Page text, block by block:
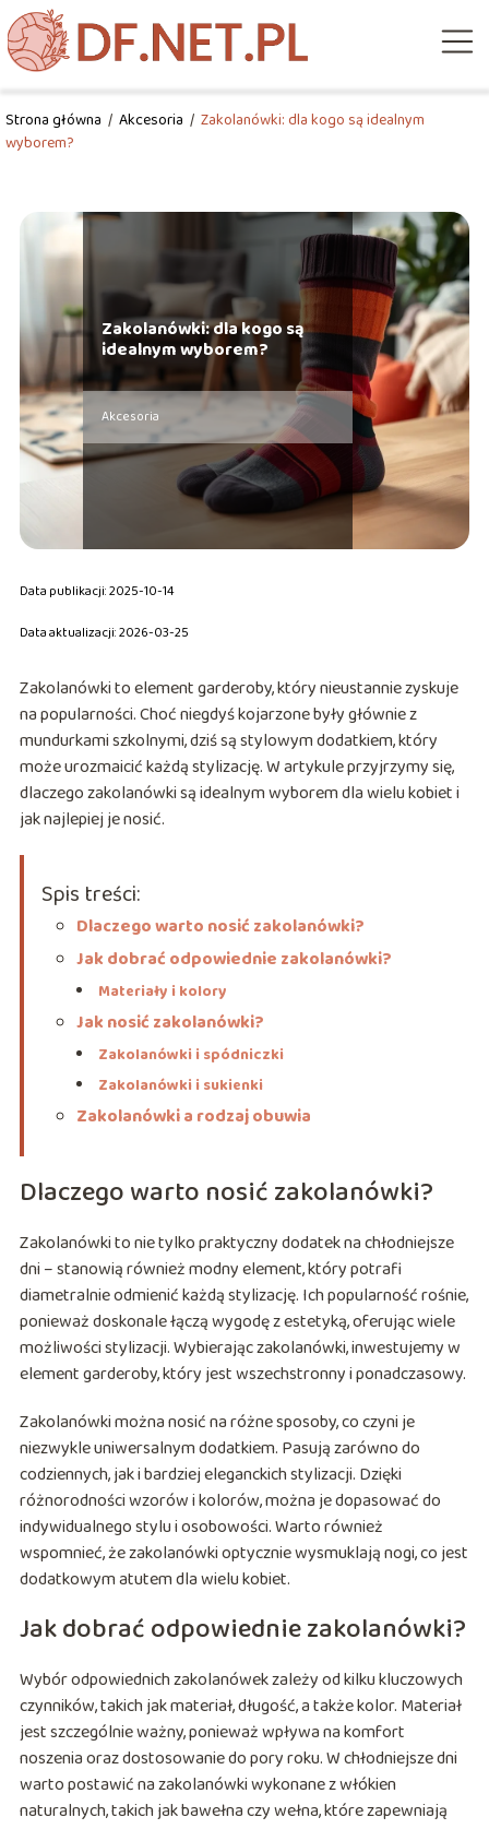
Strona główna / Akcesoria / Zakolanówki: dla kogo są idealnym
wyborem?
Zakolanówki: dla kogo są
idealnym wyborem?
Akcesoria
Data publikacji: 2025-10-14
Data aktualizacji: 2026-03-25
Zakolanówki to element garderoby, który nieustannie zyskuje
na popularności. Choć niegdyś kojarzone były głównie z
mundurkami szkolnymi, dziś są stylowym dodatkiem, który
może urozmaicić każdą stylizację. W artykule przyjrzymy się,
dlaczego zakolanówki są idealnym wyborem dla wielu kobiet i
jak najlepiej je nosić.
Spis treści:
Dlaczego warto nosić zakolanówki?
Jak dobrać odpowiednie zakolanówki?
Materiały i kolory
Jak nosić zakolanówki?
Zakolanówki i spódniczki
Zakolanówki i sukienki
Zakolanówki a rodzaj obuwia
Dlaczego warto nosić zakolanówki?
Zakolanówki to nie tylko praktyczny dodatek na chłodniejsze
dni – stanowią również modny element, który potrafi
diametralnie odmienić każdą stylizację. Ich popularność rośnie,
ponieważ doskonale łączą wygodę z estetyką, oferując wiele
możliwości stylizacji. Wybierając zakolanówki, inwestujemy w
element garderoby, który jest wszechstronny i ponadczasowy.
Zakolanówki można nosić na różne sposoby, co czyni je
niezwykle uniwersalnym dodatkiem. Pasują zarówno do
codziennych, jak i bardziej eleganckich stylizacji. Dzięki
różnorodności wzorów i kolorów, można je dopasować do
indywidualnego stylu i osobowości. Warto również
wspomnieć, że zakolanówki optycznie wysmuklają nogi, co jest
dodatkowym atutem dla wielu kobiet.
Jak dobrać odpowiednie zakolanówki?
Wybór odpowiednich zakolanówek zależy od kilku kluczowych
czynników, takich jak materiał, długość, a także kolor. Materiał
jest szczególnie ważny, ponieważ wpływa na komfort
noszenia oraz dostosowanie do pory roku. W chłodniejsze dni
warto postawić na zakolanówki wykonane z włókien
naturalnych, takich jak bawełna czy wełna, które zapewniają